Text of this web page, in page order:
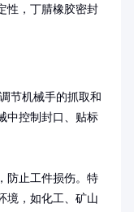
性，丁腈橡胶密封
节机械手的抓取和
中控制封口、贴标
防止工件损伤。特
境，如化工、矿山